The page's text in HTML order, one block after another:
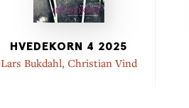
HVEDEKORN 4 2025
Lars Bukdahl, Christian Vind